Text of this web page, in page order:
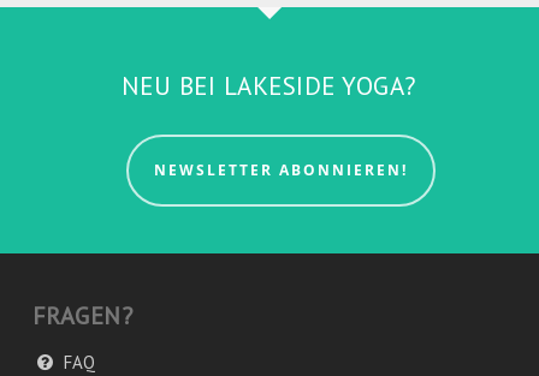
NEU BEI LAKESIDE YOGA?
NEWSLETTER ABONNIEREN!
FRAGEN?
FAQ